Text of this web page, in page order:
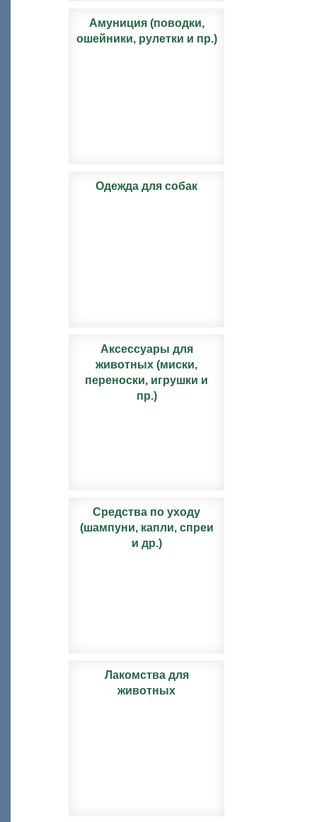
Амуниция (поводки,
ошейники, рулетки и пр.)
Одежда для собак
Аксессуары для
животных (миски,
переноски, игрушки и
пр.)
Средства по уходу
(шампуни, капли, спреи
и др.)
Лакомства для
животных